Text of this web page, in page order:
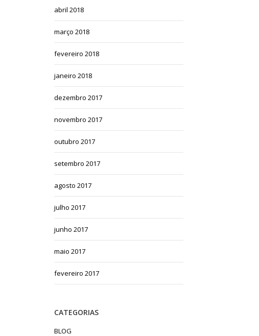
abril 2018
março 2018
fevereiro 2018
janeiro 2018
dezembro 2017
novembro 2017
outubro 2017
setembro 2017
agosto 2017
julho 2017
junho 2017
maio 2017
fevereiro 2017
CATEGORIAS
BLOG